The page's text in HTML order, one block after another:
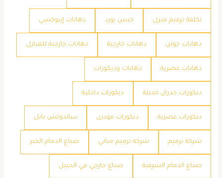
تكلفة ترميم منزل جبس بورد دهانات إيبوكسي
دهانات جوتن دهانات خارجية دهانات خارجية للمنازل
دهانات عصرية دهانات وديكورات
ديكورات جدران حديثة ديكورات داخلية
ديكورات عصرية ديكورات مودرن ساندوتش بانل
شركة ترميم شركة ترميم مباني صباغ الدمام الخبر
صباغ الدمام الشرقية صباغ خارجي في الجبيل